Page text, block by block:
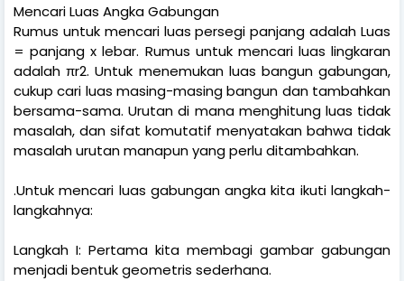
Mencari Luas Angka Gabungan
Rumus untuk mencari luas persegi panjang adalah Luas
= panjang x lebar. Rumus untuk mencari luas lingkaran
adalah πr2. Untuk menemukan luas bangun gabungan,
cukup cari luas masing-masing bangun dan tambahkan
bersama-sama. Urutan di mana menghitung luas tidak
masalah, dan sifat komutatif menyatakan bahwa tidak
masalah urutan manapun yang perlu ditambahkan.
.Untuk mencari luas gabungan angka kita ikuti langkah-
langkahnya:
Langkah I: Pertama kita membagi gambar gabungan
menjadi bentuk geometris sederhana.